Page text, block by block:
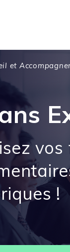
et
vos
!